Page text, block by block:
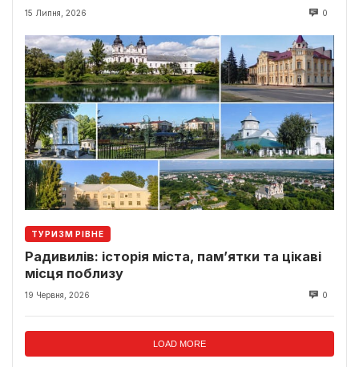
15 Липня, 2026 0
ТУРИЗМ РІВНЕ
Радивилів: історія міста, пам’ятки та цікаві
місця поблизу
19 Червня, 2026 0
LOAD MORE